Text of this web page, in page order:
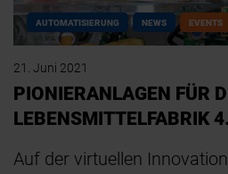
AUTOMATISIERUNG NEWS EVENTS
21. Juni 2021
PIONIERANLAGEN FÜR
LEBENSMITTELFABRIK
Auf der virtuellen